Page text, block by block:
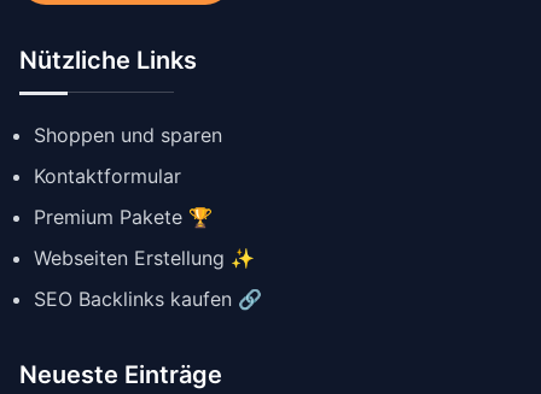
Nützliche Links
Shoppen und sparen
Kontaktformular
Premium Pakete 🏆
Webseiten Erstellung ✨
SEO Backlinks kaufen 🔗
Neueste Einträge